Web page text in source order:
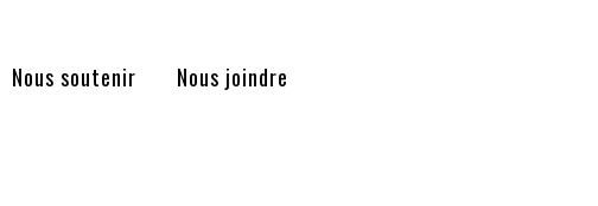
Nous soutenir Nous joindre